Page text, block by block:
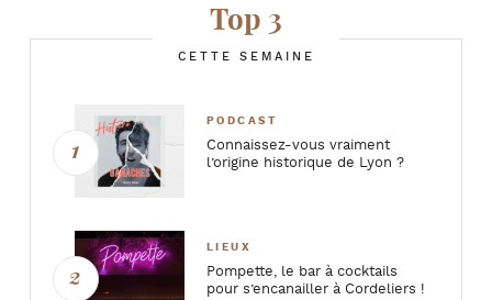
Top 3
CETTE SEMAINE
PODCAST
Connaissez-vous vraiment
l’origine historique de Lyon ?
LIEUX
Pompette, le bar à cocktails
pour s’encanailler à Cordeliers !